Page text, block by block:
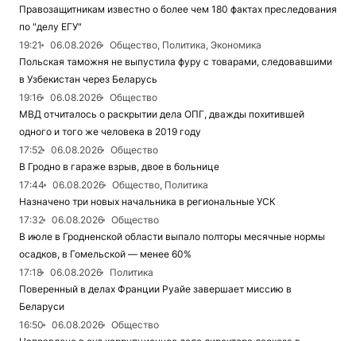
Правозащитникам известно о более чем 180 фактах преследования
по "делу ЕГУ"
19:21
06.08.2026
Общество, Политика, Экономика
Польская таможня не выпустила фуру с товарами, следовавшими
в Узбекистан через Беларусь
19:16
06.08.2026
Общество
МВД отчиталось о раскрытии дела ОПГ, дважды похитившей
одного и того же человека в 2019 году
17:52
06.08.2026
Общество
В Гродно в гараже взрыв, двое в больнице
17:44
06.08.2026
Общество, Политика
Назначено три новых начальника в региональные УСК
17:32
06.08.2026
Общество
В июле в Гродненской области выпало полторы месячные нормы
осадков, в Гомельской — менее 60%
17:18
06.08.2026
Политика
Поверенный в делах Франции Руайе завершает миссию в
Беларуси
16:50
06.08.2026
Общество